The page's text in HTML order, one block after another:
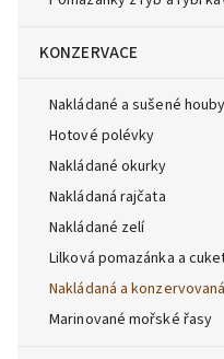
KONZERVACE
Nakládané a sušené houby
Hotové polévky
Nakládané okurky
Nakládaná rajčata
Nakládané zelí
Lilková pomazánka a
Nakládaná a
Marinované mořské řasy